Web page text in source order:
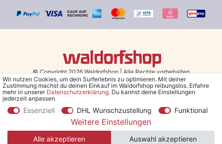
© Copyright 2026 Waldorfshop|Alle Rechte vorbehalten.
Bestellungen mit Prio Versand bis 13 Uhr, garantierter Versand am
*Kostenlose Lieferung in Deutschland und Österreich ab 79 €.
nur für Sparversand - ausgenommen Sperrgut und Speditionsware)
**Den 5€ Gutschein erhältst du nach Bestätigung des Newsletters
Wir nutzen Cookies, um dein Surferlebnis zu optimieren. Mit deiner
Zustimmung machst du deinen Einkauf im Waldorfshop reibungslos. Erfahre
mehr in unserer Daten­schutz­erklärung. Du kannst deine Einstellungen
jederzeit anpassen.
Essenziell DHL Wunschzustellung Funktional
Weitere Einstellungen
Alle akzeptieren Auswahl akzeptieren